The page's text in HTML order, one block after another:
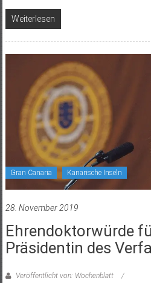
Weiterlesen
Gran Canaria Kanarische Inseln
28. November 2019
Ehrendoktorwürde
Präsidentin des
Veröffentlicht von: Wochenblatt